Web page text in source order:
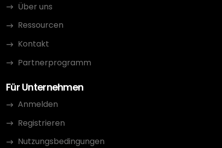
Über uns
Ressourcen
Kontakt
Partnerprogramm
Für Unternehmen
Anmelden
Registrieren
Nutzungsbedingungen